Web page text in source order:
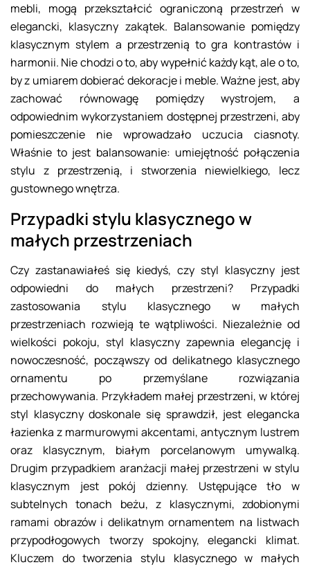
mebli, mogą przekształcić ograniczoną przestrzeń w
elegancki, klasyczny zakątek. Balansowanie pomiędzy
klasycznym stylem a przestrzenią to gra kontrastów i
harmonii. Nie chodzi o to, aby wypełnić każdy kąt, ale o to,
by z umiarem dobierać dekoracje i meble. Ważne jest, aby
zachować równowagę pomiędzy wystrojem, a
odpowiednim wykorzystaniem dostępnej przestrzeni, aby
pomieszczenie nie wprowadzało uczucia ciasnoty.
Właśnie to jest balansowanie: umiejętność połączenia
stylu z przestrzenią, i stworzenia niewielkiego, lecz
gustownego wnętrza.
Przypadki stylu klasycznego w
małych przestrzeniach
Czy zastanawiałeś się kiedyś, czy styl klasyczny jest
odpowiedni do małych przestrzeni? Przypadki
zastosowania stylu klasycznego w małych
przestrzeniach rozwieją te wątpliwości. Niezależnie od
wielkości pokoju, styl klasyczny zapewnia elegancję i
nowoczesność, począwszy od delikatnego klasycznego
ornamentu po przemyślane rozwiązania
przechowywania. Przykładem małej przestrzeni, w której
styl klasyczny doskonale się sprawdził, jest elegancka
łazienka z marmurowymi akcentami, antycznym lustrem
oraz klasycznym, białym porcelanowym umywalką.
Drugim przypadkiem aranżacji małej przestrzeni w stylu
klasycznym jest pokój dzienny. Ustępujące tło w
subtelnych tonach beżu, z klasycznymi, zdobionymi
ramami obrazów i delikatnym ornamentem na listwach
przypodłogowych tworzy spokojny, elegancki klimat.
Kluczem do tworzenia stylu klasycznego w małych